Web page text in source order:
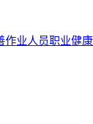
业人员职业健